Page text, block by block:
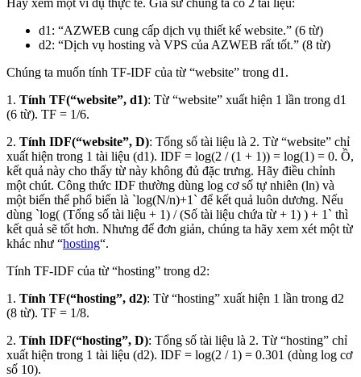
d1: “AZWEB cung cấp dịch vụ thiết kế website.” (6 từ)
d2: “Dịch vụ hosting và VPS của AZWEB rất tốt.” (8 từ)
Chúng ta muốn tính TF-IDF của từ “website” trong d1.
1. Tính TF(“website”, d1): Từ “website” xuất hiện 1 lần trong d1
(6 từ). TF = 1/6.
2. Tính IDF(“website”, D): Tổng số tài liệu là 2. Từ “website” chỉ
xuất hiện trong 1 tài liệu (d1). IDF = log(2 / (1 + 1)) = log(1) = 0. Ồ,
kết quả này cho thấy từ này không đủ đặc trưng. Hãy điều chỉnh
một chút. Công thức IDF thường dùng log cơ số tự nhiên (ln) và
một biến thể phổ biến là `log(N/n)+1` để kết quả luôn dương. Nếu
dùng `log( (Tổng số tài liệu + 1) / (Số tài liệu chứa từ + 1) ) + 1` thì
kết quả sẽ tốt hơn. Nhưng để đơn giản, chúng ta hãy xem xét một từ
khác như “hosting“.
Tính TF-IDF của từ “hosting” trong d2:
1. Tính TF(“hosting”, d2): Từ “hosting” xuất hiện 1 lần trong d2
(8 từ). TF = 1/8.
2. Tính IDF(“hosting”, D): Tổng số tài liệu là 2. Từ “hosting” chỉ
xuất hiện trong 1 tài liệu (d2). IDF = log(2 / 1) = 0.301 (dùng log cơ
số 10).